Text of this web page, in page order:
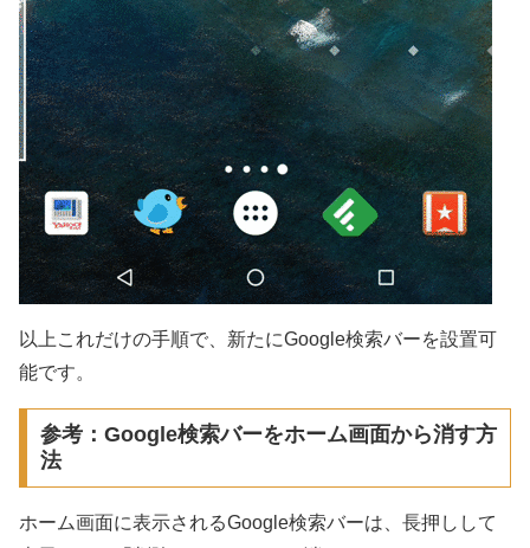
以上これだけの手順で、新たにGoogle検索バーを設置可
能です。
参考：Google検索バーをホーム画面から消す方
法
ホーム画面に表示されるGoogle検索バーは、長押しして